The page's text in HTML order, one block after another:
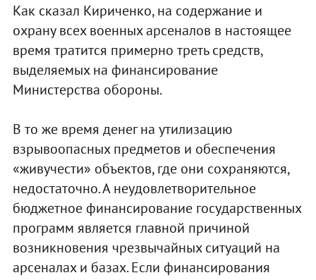
Как сказал Кириченко, на содержание и
охрану всех военных арсеналов в настоящее
время тратится примерно треть средств,
выделяемых на финансирование
Министерства обороны.
В то же время денег на утилизацию
взрывоопасных предметов и обеспечения
«живучести» объектов, где они сохраняются,
недостаточно. А неудовлетворительное
бюджетное финансирование государственных
программ является главной причиной
возникновения чрезвычайных ситуаций на
арсеналах и базах. Если финансирования